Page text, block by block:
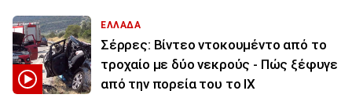
ΕΛΛΑΔΑ
Σέρρες: Βίντεο ντοκουμέντο από το
τροχαίο με δύο νεκρούς - Πώς ξέφυγε
από την πορεία του το ΙΧ